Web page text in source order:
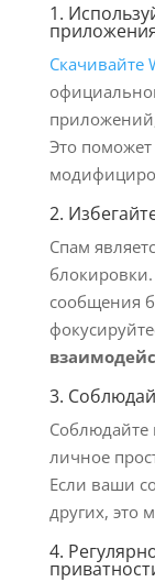
1.
Скачивайте
Это
2.
Спам
сообщения
3.
личное
Если ваши
других, это
4.